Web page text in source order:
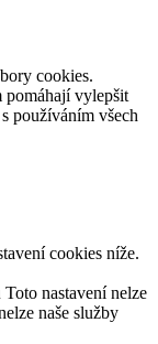
cookies.
pomáhají vylepšit
používáním všech
cookies níže.
Toto nastavení nelze
naše služby